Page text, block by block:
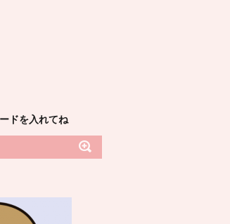
ドを入れてね